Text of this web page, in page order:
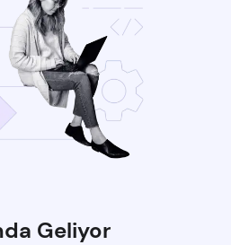
Geliyor